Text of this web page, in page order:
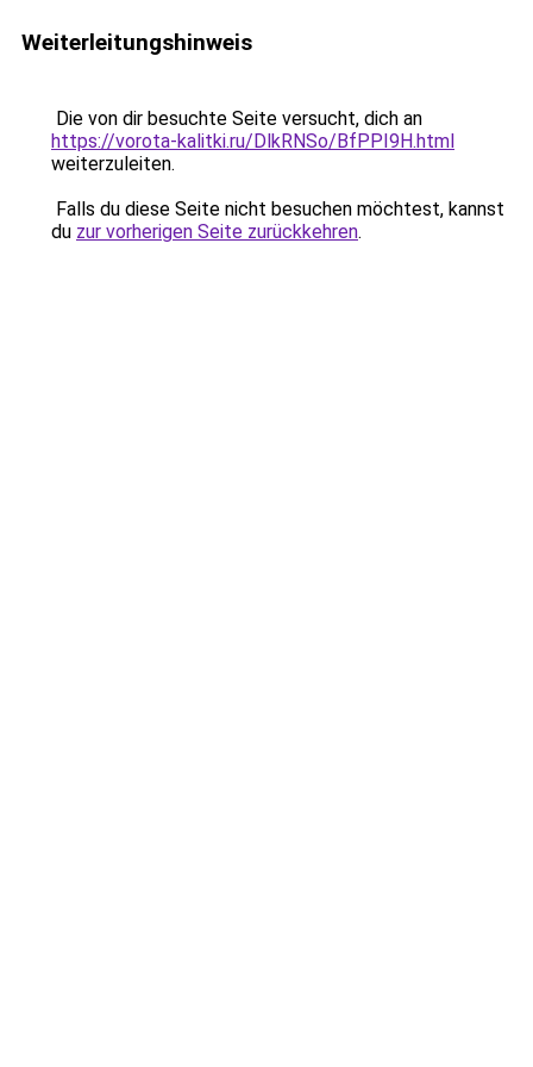
Weiterleitungshinweis
Die von dir besuchte Seite versucht, dich an
https://vorota-kalitki.ru/DlkRNSo/BfPPI9H.html
weiterzuleiten.
Falls du diese Seite nicht besuchen möchtest, kannst
du zur vorherigen Seite zurückkehren.